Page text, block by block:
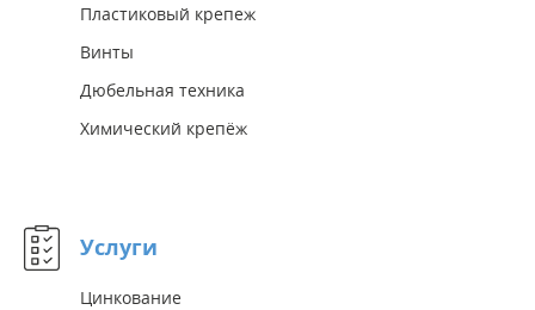
Пластиковый крепеж
Винты
Дюбельная техника
Химический крепёж
Услуги
Цинкование